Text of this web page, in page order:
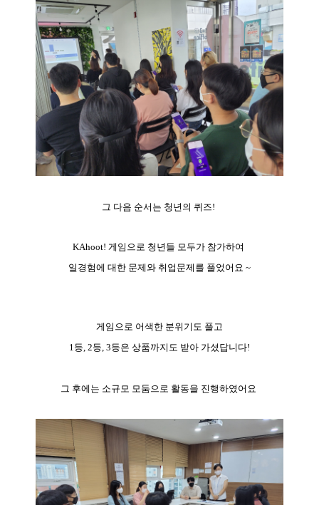
그 다음 순서는 청년의 퀴즈!
KAhoot! 게임으로 청년들 모두가 참가하여
일경험에 대한 문제와 취업문제를 풀었어요 ~
게임으로 어색한 분위기도 풀고
1등, 2등, 3등은 상품까지도 받아 가셨답니다!
그 후에는 소규모 모둠으로 활동을 진행하였어요